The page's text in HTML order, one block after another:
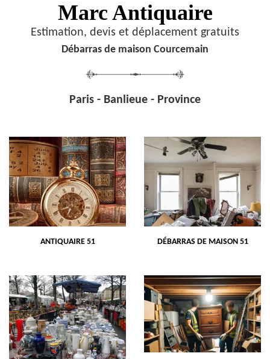
Marc Antiquaire
Estimation, devis et déplacement gratuits
Débarras de maison Courcemain
Paris - Banlieue - Province
ANTIQUAIRE 51 DÉBARRAS DE MAISON 51